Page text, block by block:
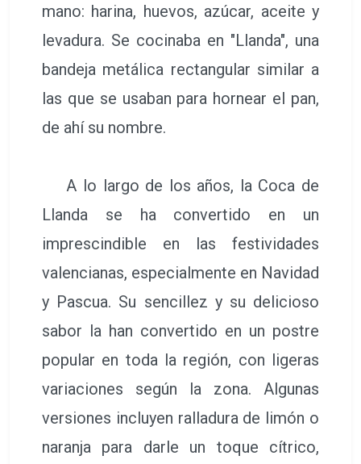
mano: harina, huevos, azúcar, aceite y
levadura. Se cocinaba en "Llanda", una
bandeja metálica rectangular similar a
las que se usaban para hornear el pan,
de ahí su nombre.
A lo largo de los años, la Coca de
Llanda se ha convertido en un
imprescindible en las festividades
valencianas, especialmente en Navidad
y Pascua. Su sencillez y su delicioso
sabor la han convertido en un postre
popular en toda la región, con ligeras
variaciones según la zona. Algunas
versiones incluyen ralladura de limón o
naranja para darle un toque cítrico,